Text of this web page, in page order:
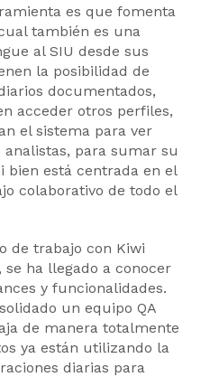
es que fomenta
también es una
al SIU desde sus
la posibilidad de
documentados,
acceder otros perfiles,
el sistema para ver
para sumar su
bien está centrada en el
colaborativo de todo el
de trabajo con Kiwi
se ha llegado a conocer
y funcionalidades.
un equipo QA
de manera totalmente
ya están utilizando la
diarias para